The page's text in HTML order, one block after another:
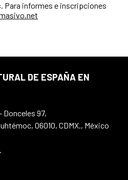
Para informes e inscripciones
DE ESPAÑA EN
Donceles 97,
06010, CDMX., México